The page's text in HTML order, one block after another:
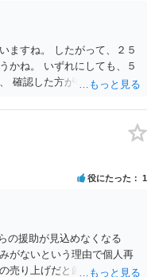
ますね。 したがって、２５
かね。 いずれにしても、５
確認した方がいいでしょ
役にたった 1
の援助が見込めなくなる
がないという理由で個人再
売り上げだと厳しいのでは